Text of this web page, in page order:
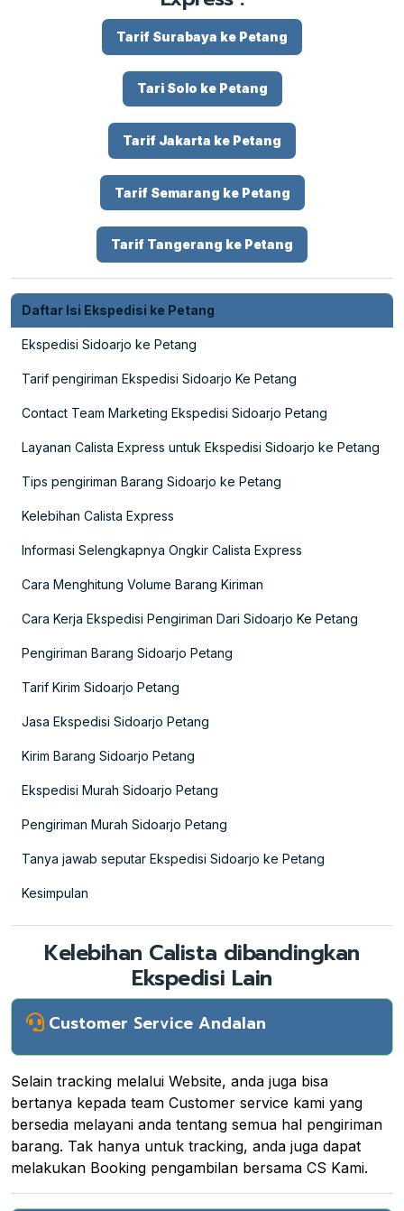
Tarif Surabaya ke Petang
Tari Solo ke Petang
Tarif Jakarta ke Petang
Tarif Semarang ke Petang
Tarif Tangerang ke Petang
Daftar Isi Ekspedisi ke Petang
Ekspedisi Sidoarjo ke Petang
Tarif pengiriman Ekspedisi Sidoarjo Ke Petang
Contact Team Marketing Ekspedisi Sidoarjo Petang
Layanan Calista Express untuk Ekspedisi Sidoarjo ke Petang
Tips pengiriman Barang Sidoarjo ke Petang
Kelebihan Calista Express
Informasi Selengkapnya Ongkir Calista Express
Cara Menghitung Volume Barang Kiriman
Cara Kerja Ekspedisi Pengiriman Dari Sidoarjo Ke Petang
Pengiriman Barang Sidoarjo Petang
Tarif Kirim Sidoarjo Petang
Jasa Ekspedisi Sidoarjo Petang
Kirim Barang Sidoarjo Petang
Ekspedisi Murah Sidoarjo Petang
Pengiriman Murah Sidoarjo Petang
Tanya jawab seputar Ekspedisi Sidoarjo ke Petang
Kesimpulan
Kelebihan Calista dibandingkan
Ekspedisi Lain
Customer Service Andalan
Selain tracking melalui Website, anda juga bisa
bertanya kepada team Customer service kami yang
bersedia melayani anda tentang semua hal pengiriman
barang. Tak hanya untuk tracking, anda juga dapat
melakukan Booking pengambilan bersama CS Kami.